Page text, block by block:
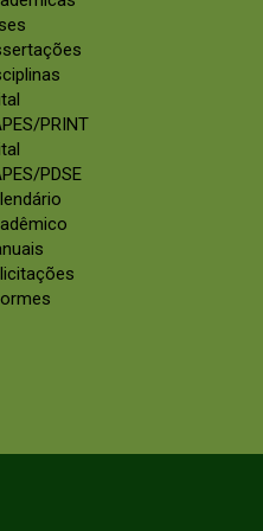
PRINT
PDSE